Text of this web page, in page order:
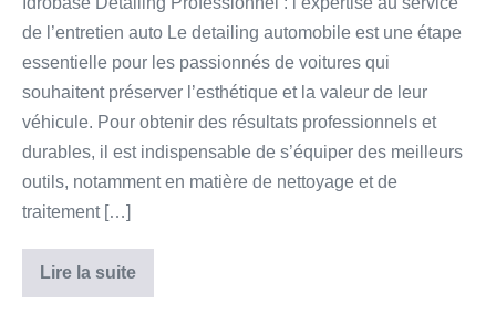
de l’entretien auto Le detailing automobile est une étape
essentielle pour les passionnés de voitures qui
souhaitent préserver l’esthétique et la valeur de leur
véhicule. Pour obtenir des résultats professionnels et
durables, il est indispensable de s’équiper des meilleurs
outils, notamment en matière de nettoyage et de
traitement […]
Lire la suite